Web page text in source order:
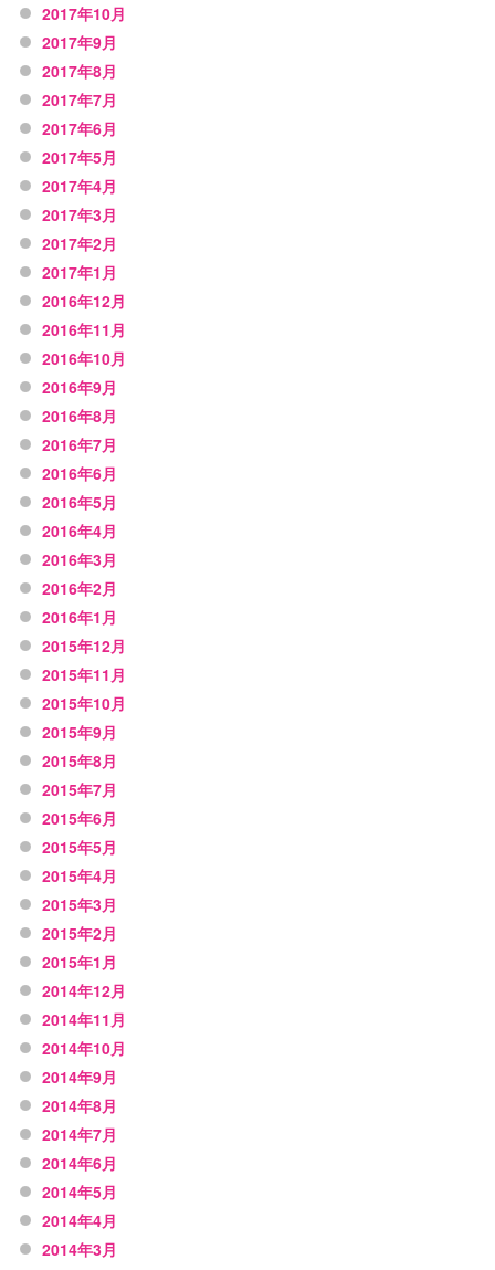
2017年10月
2017年9月
2017年8月
2017年7月
2017年6月
2017年5月
2017年4月
2017年3月
2017年2月
2017年1月
2016年12月
2016年11月
2016年10月
2016年9月
2016年8月
2016年7月
2016年6月
2016年5月
2016年4月
2016年3月
2016年2月
2016年1月
2015年12月
2015年11月
2015年10月
2015年9月
2015年8月
2015年7月
2015年6月
2015年5月
2015年4月
2015年3月
2015年2月
2015年1月
2014年12月
2014年11月
2014年10月
2014年9月
2014年8月
2014年7月
2014年6月
2014年5月
2014年4月
2014年3月